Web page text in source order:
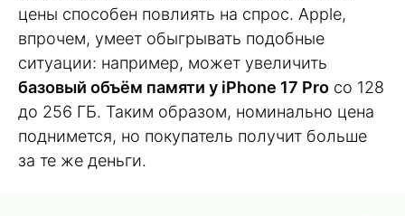
цены способен повлиять на спрос. Apple,
впрочем, умеет обыгрывать подобные
ситуации: например, может увеличить
базовый объём памяти у iPhone 17 Pro со 128
до 256 ГБ. Таким образом, номинально цена
поднимется, но покупатель получит больше
за те же деньги.